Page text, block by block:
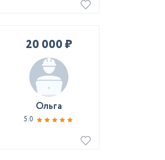
20 000 ₽
Ольга
5.0